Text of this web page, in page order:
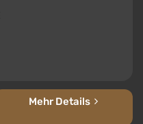
Mehr Details